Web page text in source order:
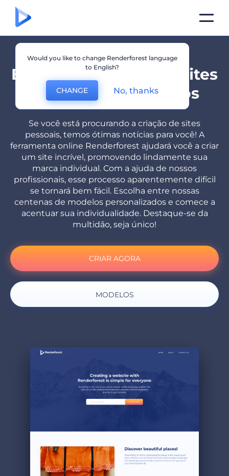
Excelente criador de sites
pessoais em minutos
Se você está procurando a criação de sites
pessoais, temos ótimas notícias para você! A
ferramenta online Renderforest ajudará você a criar
um site incrível, promovendo lindamente sua
marca individual. Com a ajuda de nossos
profissionais, esse processo aparentemente difícil
se tornará bem fácil. Escolha entre nossas
centenas de modelos personalizados e comece a
acentuar sua individualidade. Destaque-se da
multidão, seja único!
CRIAR AGORA
MODELOS
Would you like to change Renderforest language
to English?
CHANGE No, thanks